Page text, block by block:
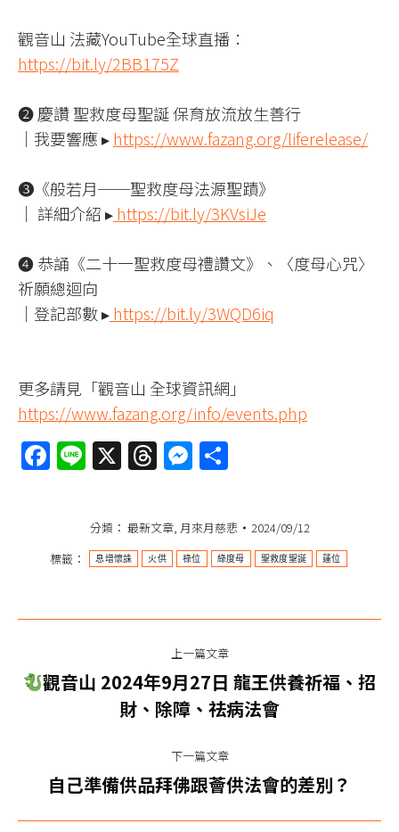
觀音山 法藏YouTube全球直播：
https://bit.ly/2BB175Z
❷ 慶讚 聖救度母聖誕 保育放流放生善行
｜我要響應 ▸https://www.fazang.org/liferelease/
❸《般若月──聖救度母法源聖蹟》
｜ 詳細介紹 ▸https://bit.ly/3KVsiJe
❹ 恭誦《二十一聖救度母禮讚文》、〈度母心咒〉
祈願總迴向
｜登記部數 ▸https://bit.ly/3WQD6iq
更多請見「觀音山 全球資訊網」
https://www.fazang.org/info/events.php
Facebook
Line
X Threads
Messenger
分類： 最新文章, 月來月慈悲
2024/09/12
標籤：
息增懷誅 火供 祿位 綠度母 聖救度聖誕 蓮位
章
上一篇文章
上
一
文
章：
觀音山 2024年9月27日 龍王供養祈福、招
財、除障、祛病法會
下一篇文章
下
自己準備供品拜佛跟薈供法會的差別？